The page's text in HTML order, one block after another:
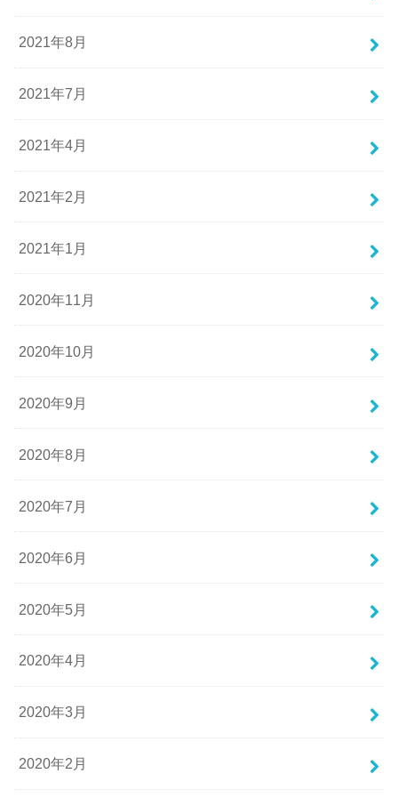
2021年8月
2021年7月
2021年4月
2021年2月
2021年1月
2020年11月
2020年10月
2020年9月
2020年8月
2020年7月
2020年6月
2020年5月
2020年4月
2020年3月
2020年2月